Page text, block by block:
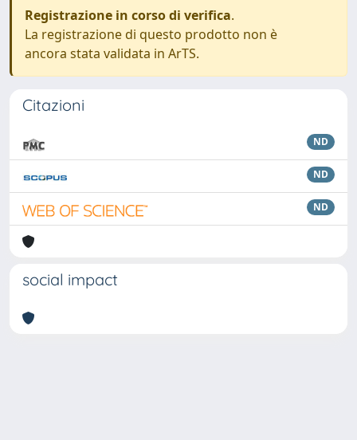
Registrazione in corso di verifica.
La registrazione di questo prodotto non è
ancora stata validata in ArTS.
Citazioni
ND
ND
ND
social impact